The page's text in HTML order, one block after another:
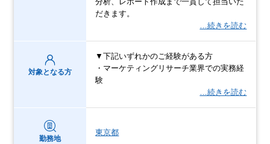
だきます。
…続きを読む
対象となる方
▼下記いずれかのご経験がある方
・マーケティングリサーチ業界での実務経
験
…続きを読む
勤務地
東京都